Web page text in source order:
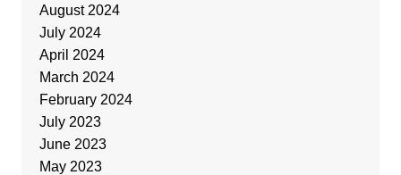
August 2024
July 2024
April 2024
March 2024
February 2024
July 2023
June 2023
May 2023